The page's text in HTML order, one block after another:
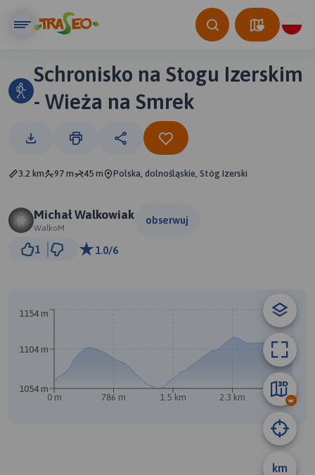
Schronisko na Stogu Izerskim
- Wieża na Smrek
3.2 km 97 m 45 m Polska, dolnośląskie, Stóg Izerski
Michał Walkowiak
WalkoM
obserwuj
1 1.0/6
A
km
0 m 786 m 1.5 km 2.3 km 3.1 km
1054 m
1104 m
1154 m